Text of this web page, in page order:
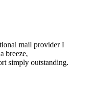
mail provider I
breeze,
simply outstanding.